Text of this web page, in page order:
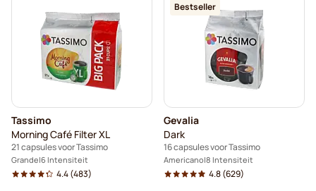
Tassimo
Morning Café Filter XL
21 capsules voor Tassimo
Grande 6 Intensiteit
4.4(483)
Bestseller
Gevalia
Dark
16 capsules voor Tassimo
Americano 8 Intensiteit
4.8(629)